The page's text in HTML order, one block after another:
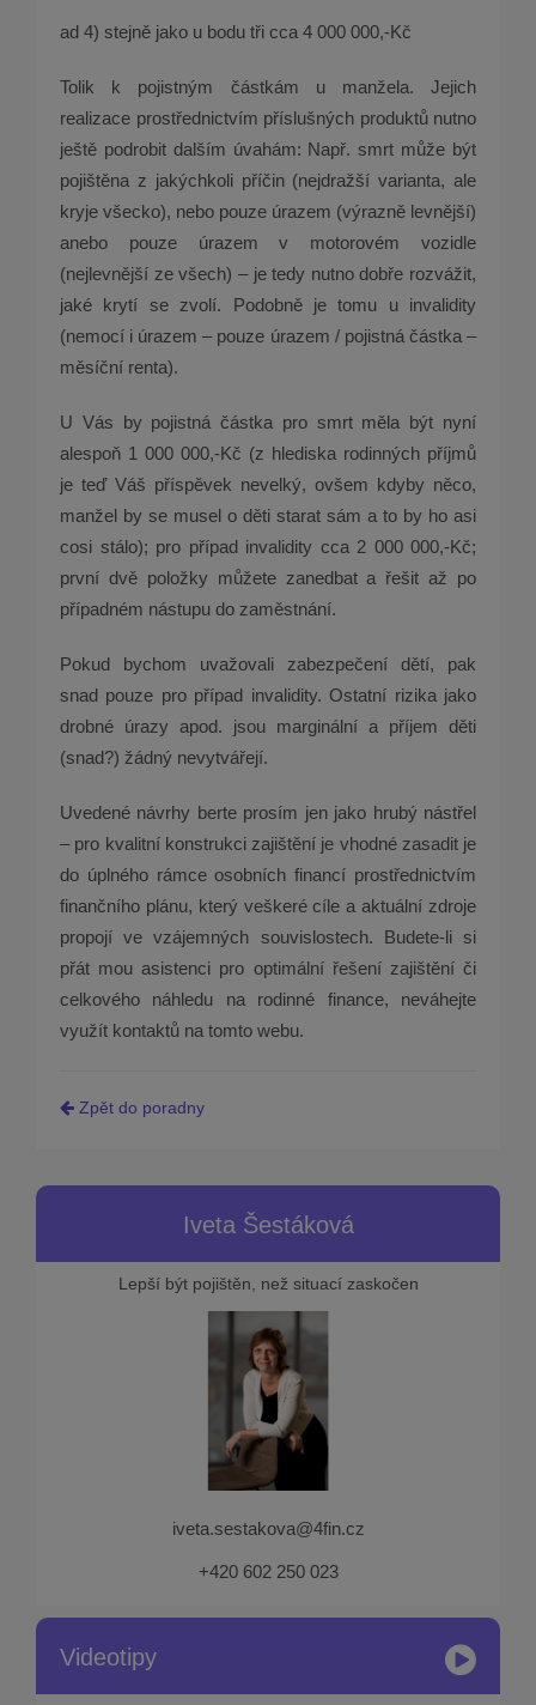
ad 4) stejně jako u bodu tři cca 4 000 000,-Kč
Tolik k pojistným částkám u manžela. Jejich
realizace prostřednictvím příslušných produktů nutno
ještě podrobit dalším úvahám: Např. smrt může být
pojištěna z jakýchkoli příčin (nejdražší varianta, ale
kryje všecko), nebo pouze úrazem (výrazně levnější)
anebo pouze úrazem v motorovém vozidle
(nejlevnější ze všech) – je tedy nutno dobře rozvážit,
jaké krytí se zvolí. Podobně je tomu u invalidity
(nemocí i úrazem – pouze úrazem / pojistná částka –
měsíční renta).
U Vás by pojistná částka pro smrt měla být nyní
alespoň 1 000 000,-Kč (z hlediska rodinných příjmů
je teď Váš příspěvek nevelký, ovšem kdyby něco,
manžel by se musel o děti starat sám a to by ho asi
cosi stálo); pro případ invalidity cca 2 000 000,-Kč;
první dvě položky můžete zanedbat a řešit až po
případném nástupu do zaměstnání.
Pokud bychom uvažovali zabezpečení dětí, pak
snad pouze pro případ invalidity. Ostatní rizika jako
drobné úrazy apod. jsou marginální a příjem děti
(snad?) žádný nevytvářejí.
Uvedené návrhy berte prosím jen jako hrubý nástřel
– pro kvalitní konstrukci zajištění je vhodné zasadit je
do úplného rámce osobních financí prostřednictvím
finančního plánu, který veškeré cíle a aktuální zdroje
propojí ve vzájemných souvislostech. Budete-li si
přát mou asistenci pro optimální řešení zajištění či
celkového náhledu na rodinné finance, neváhejte
využít kontaktů na tomto webu.
Zpět do poradny
Iveta Šestáková
Lepší být pojištěn, než situací zaskočen
iveta.sestakova@4fin.cz
+420 602 250 023
Videotipy